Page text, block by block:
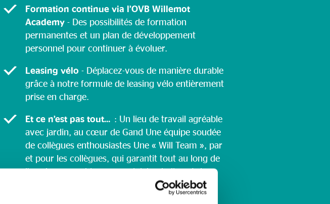
Formation continue via l’OVB Willemot
Academy - Des possibilités de formation
permanentes et un plan de développement
personnel pour continuer à évoluer.
Leasing vélo - Déplacez-vous de manière durable
grâce à notre formule de leasing vélo entièrement
prise en charge.
Et ce n’est pas tout… : Un lieu de travail agréable
avec jardin, au cœur de Gand Une équipe soudée
de collègues enthousiastes Une « Will Team », par
et pour les collègues, qui garantit tout au long de
l’année une ambiance conviviale, du lien et des